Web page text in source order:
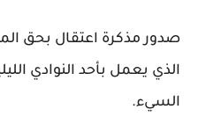
صدور مذكرة اعتقال بحق
الذي يعمل بأحد النوادي
السيء.